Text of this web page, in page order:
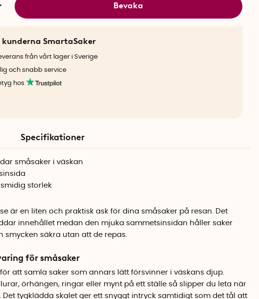
Bevaka
SmartaSaker
från vårt lager i Sverige
och snabb service
hos
Specifikationer
småsaker i väskan
storlek
är en liten och praktisk ask för dina småsaker på resan. Det
innehållet medan den mjuka sammetsinsidan håller saker
smycken säkra utan att de repas.
för småsaker
att samla saker som annars lätt försvinner i väskans djup.
örhängen, ringar eller mynt på ett ställe så slipper du leta när
Det tygklädda skalet ger ett snyggt intryck samtidigt som det tål att